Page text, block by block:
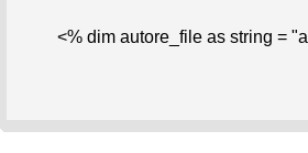
<% dim autore_file as string =